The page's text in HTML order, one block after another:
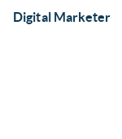
Digital Marketer